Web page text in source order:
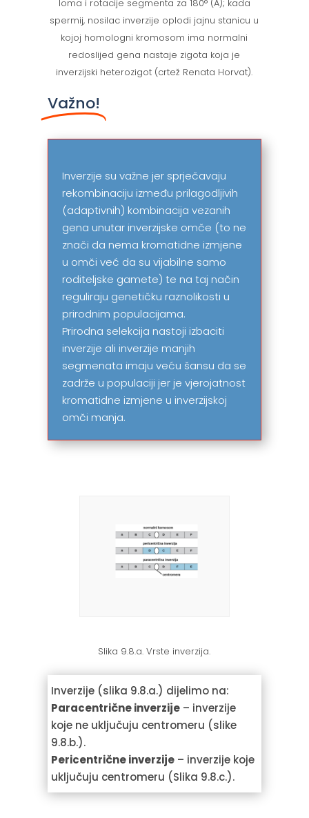
loma i rotacije segmenta za 180° (A); kada
spermij, nosilac inverzije oplodi jajnu stanicu u
kojoj homologni kromosom ima normalni
redoslijed gena nastaje zigota koja je
inverzijski heterozigot (crtež Renata Horvat).
Važno!
Inverzije su važne jer sprječavaju
rekombinaciju između prilagodljivih
(adaptivnih) kombinacija vezanih
gena unutar inverzijske omče (to ne
znači da nema kromatidne izmjene
u omči već da su vijabilne samo
roditeljske gamete) te na taj način
reguliraju genetičku raznolikosti u
prirodnim populacijama.
Prirodna selekcija nastoji izbaciti
inverzije ali inverzije manjih
segmenata imaju veću šansu da se
zadrže u populaciji jer je vjerojatnost
kromatidne izmjene u inverzijskoj
omči manja.
Slika 9.8.a. Vrste inverzija.
Inverzije (slika 9.8.a.) dijelimo na:
Paracentrične inverzije– inverzije
koje ne uključuju centromeru (slike
9.8.b.).
Pericentrične inverzije– inverzije koje
uključuju centromeru (Slika 9.8.c.).